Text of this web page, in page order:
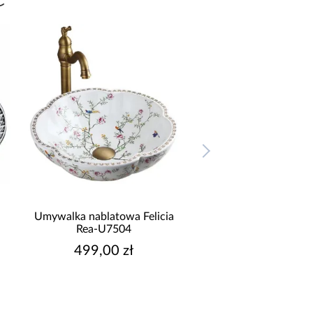
Felicia
Umywalka nablatowa Mandala
Rea-U7502
399,00 zł